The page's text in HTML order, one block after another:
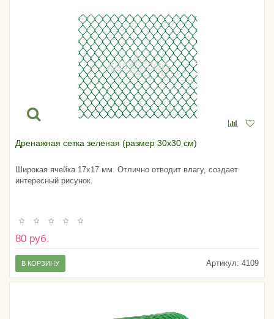
Дренажная сетка зеленая (размер 30х30 см)
Широкая ячейка 17х17 мм. Отлично отводит влагу, создает
интересный рисунок.
80 руб.
Артикул: 4109
В КОРЗИНУ